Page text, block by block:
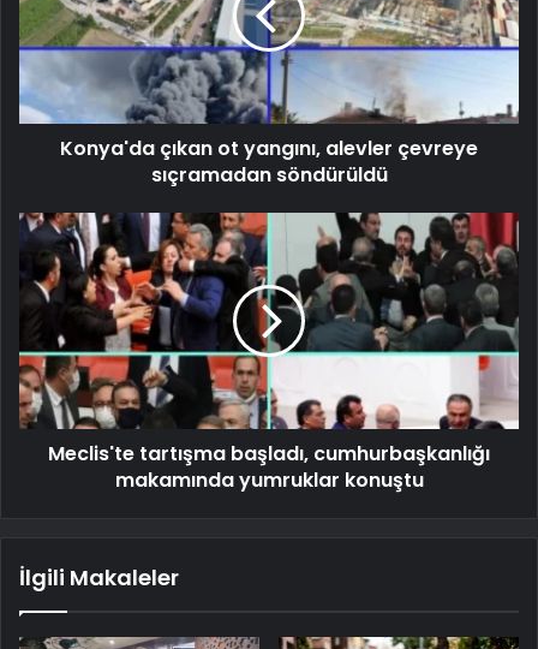
Konya'da çıkan ot yangını, alevler çevreye
sıçramadan söndürüldü
Meclis'te tartışma başladı, cumhurbaşkanlığı
makamında yumruklar konuştu
İlgili Makaleler